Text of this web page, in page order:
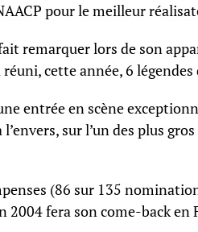
pour le meilleur
remarquer lors de son
réuni, cette année, 6
entrée en scène
sur l’un des plus
(86 sur 135
2004 fera son come-back en